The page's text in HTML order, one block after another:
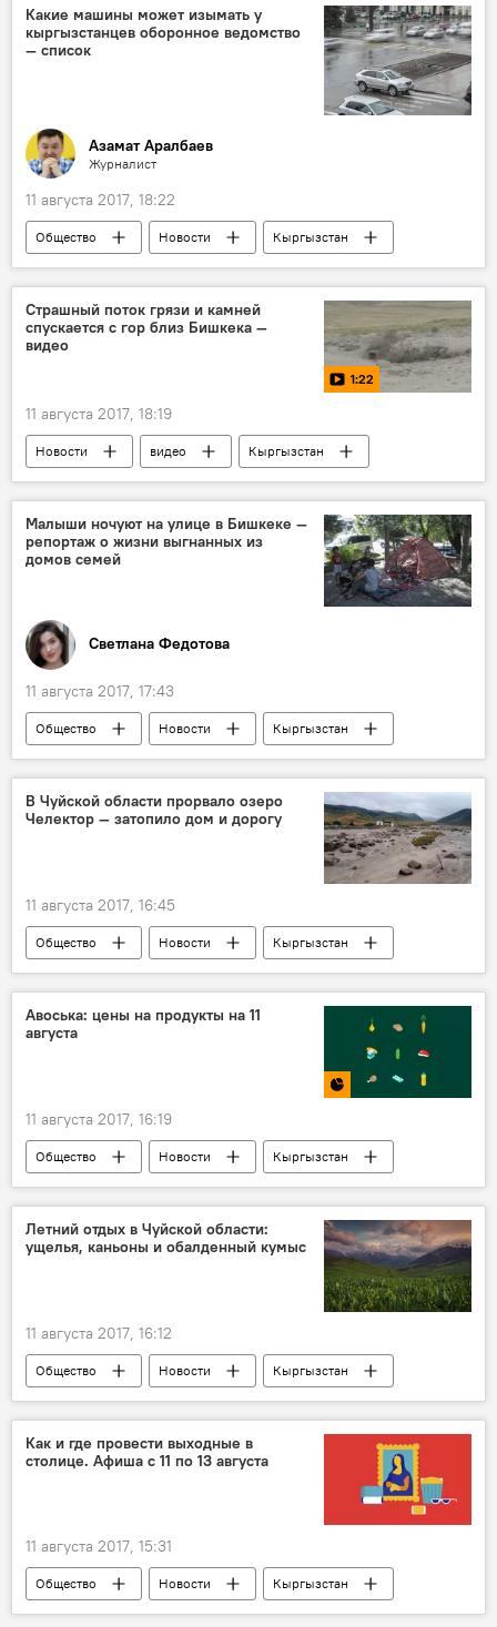
Какие машины может изымать у
кыргызстанцев оборонное ведомство
— список
Азамат Аралбаев
Журналист
11 августа 2017, 18:22
Общество Новости
Кыргызстан
Нурлан Мамбетсеитов
Госкомитет по делам обороны
автомобиль
Страшный поток грязи и камней
спускается с гор близ Бишкека —
видео
1:22
11 августа 2017, 18:19
Новости видео
Кыргызстан
Происшествия
Мультимедиа
МЧС
сель
очевидец
грязь
ливень
Малыши ночуют на улице в Бишкеке —
репортаж о жизни выгнанных из
домов семей
Светлана Федотова
11 августа 2017, 17:43
Общество Новости
Кыргызстан
дом
недвижимость выселение
В Чуйской области прорвало озеро
Челектор — затопило дом и дорогу
11 августа 2017, 16:45
Общество Новости
Кыргызстан
Происшествия
МЧС
сель
Авоська: цены на продукты на 11
августа
11 августа 2017, 16:19
Общество Новости
Кыргызстан
Инфографика
Продуктовая авоська
Мультимедиа
Бишкек
Джалал-Абад
продукты
базар
Летний отдых в Чуйской области:
ущелья, каньоны и обалденный кумыс
11 августа 2017, 16:12
Общество Новости
Кыргызстан
Культура
Мультимедиа
Лонгрид
Как и где провести выходные в
столице. Афиша с 11 по 13 августа
11 августа 2017, 15:31
Общество Новости
Кыргызстан
Культура
Бишкек
выходные